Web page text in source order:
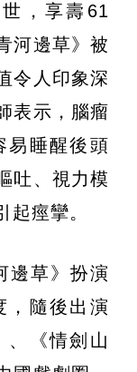
，享壽61
河邊草》被
令人印象深
表示，腦瘤
易睡醒後頭
吐、視力模
起痙攣。
邊草》扮演
，隨後出演
、《情劍山